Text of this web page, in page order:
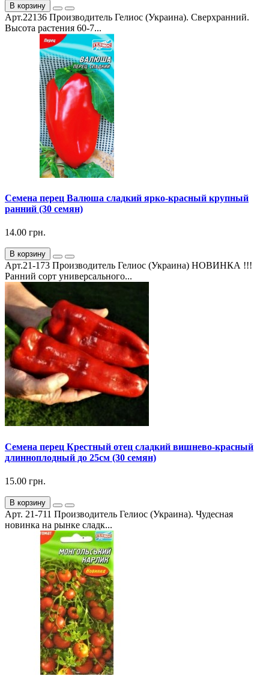
В корзину
Арт.22136 Производитель Гелиос (Украина). Сверхранний.
Высота растения 60-7...
Семена перец Валюша сладкий ярко-красный крупный
ранний (30 семян)
14.00 грн.
В корзину
Арт.21-173 Производитель Гелиос (Украина) НОВИНКА !!!
Ранний сорт универсального...
Семена перец Крестный отец сладкий вишнево-красный
длинноплодный до 25см (30 семян)
15.00 грн.
В корзину
Арт. 21-711 Производитель Гелиос (Украина). Чудесная
новинка на рынке сладк...